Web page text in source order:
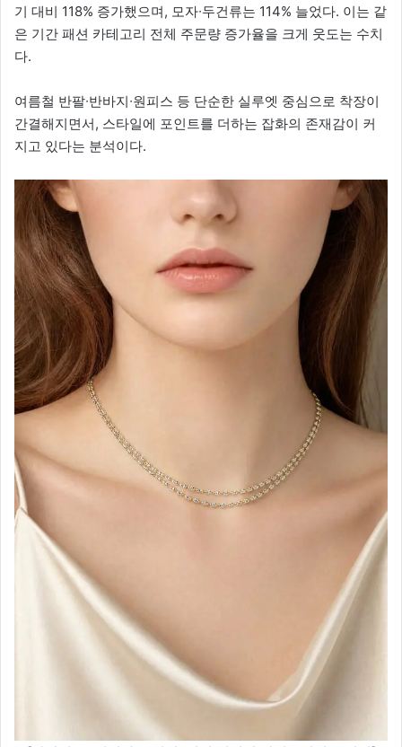
기 대비 118% 증가했으며, 모자∙두건류는 114% 늘었다. 이는 같
은 기간 패션 카테고리 전체 주문량 증가율을 크게 웃도는 수치
다.
여름철 반팔∙반바지∙원피스 등 단순한 실루엣 중심으로 착장이
간결해지면서, 스타일에 포인트를 더하는 잡화의 존재감이 커
지고 있다는 분석이다.